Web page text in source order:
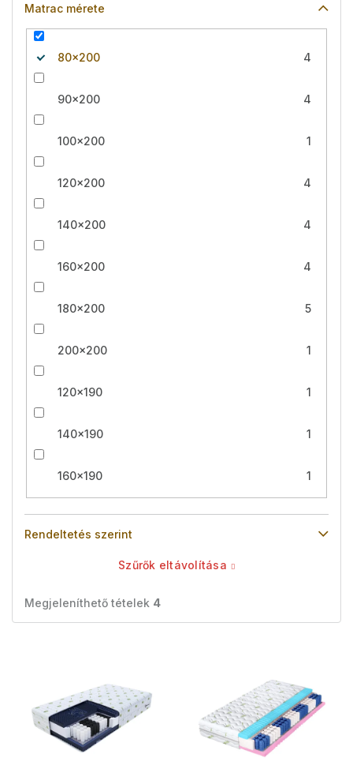
Matrac mérete
80x200 4
90x200 4
100x200 1
120x200 4
140x200 4
160x200 4
180x200 5
200x200 1
120x190 1
140x190 1
160x190 1
Rendeltetés szerint
Szűrők eltávolítása
Megjeleníthető tételek 4